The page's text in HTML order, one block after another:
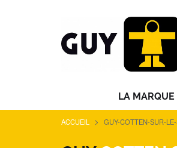
LA MARQUE
ACCUEIL > GUY-COTTEN-SUR-